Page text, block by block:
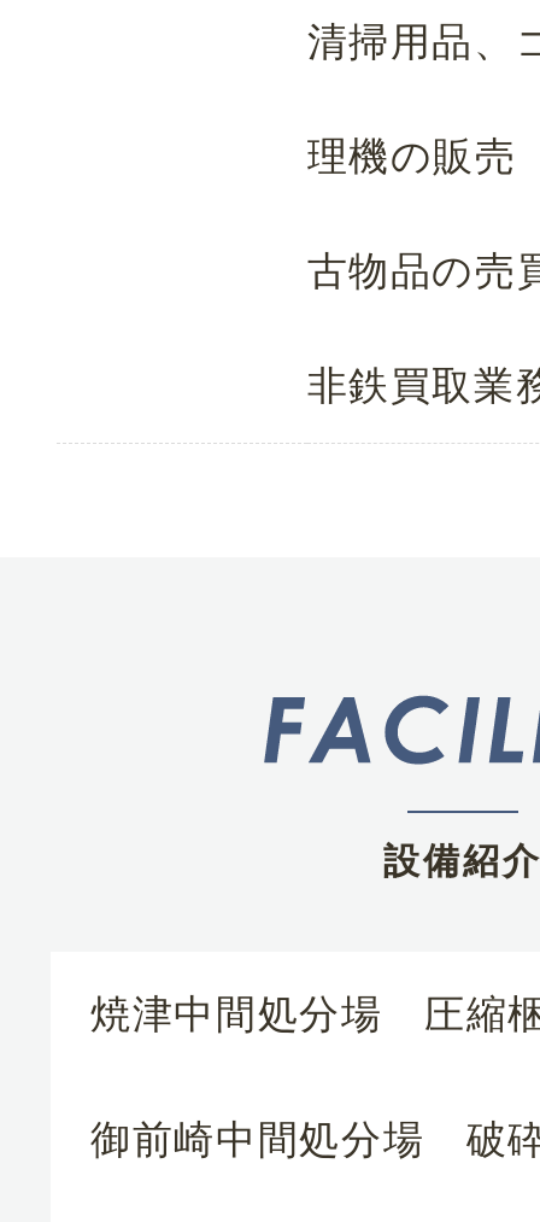
清掃用品、
理機の販売
古物品の売
非鉄買取業
設備紹
焼津中間処分場 圧縮
御前崎中間処分場 破